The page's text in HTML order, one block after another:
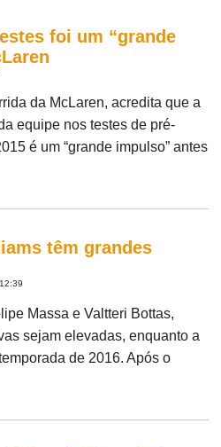
foi um “grande
da McLaren, acredita que a
equipe nos testes de pré-
é um “grande impulso” antes
têm grandes
Massa e Valtteri Bottas,
sejam elevadas, enquanto a
de 2016. Após o